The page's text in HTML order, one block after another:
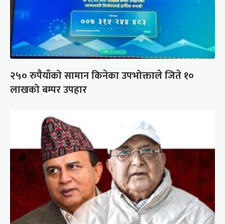
२५० रुपैयाँको सामान किनेका उपभोक्ताले जिते १०
लाखको बम्पर उपहार